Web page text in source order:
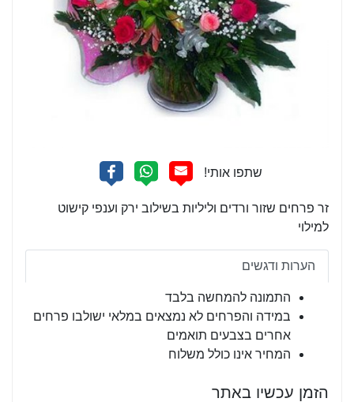
זר פרחים שזור ורדים וליליות בשילוב ירק וענפי קישוט
למילוי
הערות ודגשים
התמונה להמחשה בלבד
במידה והפרחים לא נמצאים במלאי ישולבו פרחים
אחרים בצבעים תואמים
המחיר אינו כולל משלוח
הזמן עכשיו באתר